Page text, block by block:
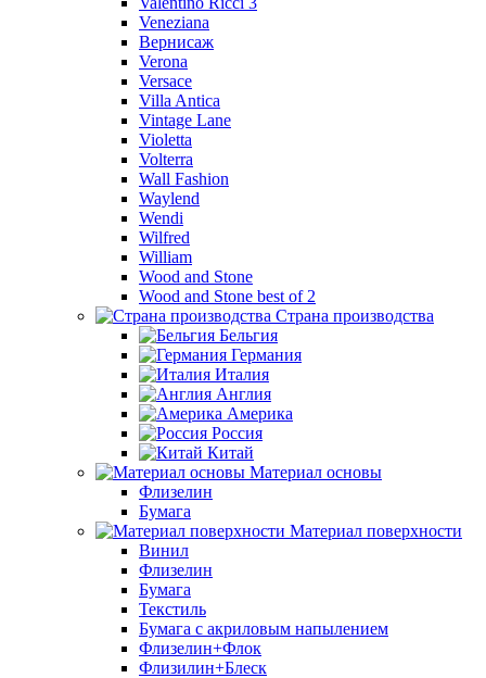
Veneziana
Вернисаж
Verona
Versace
Villa Antica
Vintage Lane
Violetta
Volterra
Wall Fashion
Waylend
Wendi
Wilfred
William
Wood and Stone
Wood and Stone best of 2
Страна производства
Бельгия
Германия
Италия
Англия
Америка
Россия
Китай
Материал основы
Флизелин
Бумага
Материал поверхности
Винил
Флизелин
Бумага
Текстиль
Бумага с акриловым напылением
Флизелин+Флок
Флизилин+Блеск